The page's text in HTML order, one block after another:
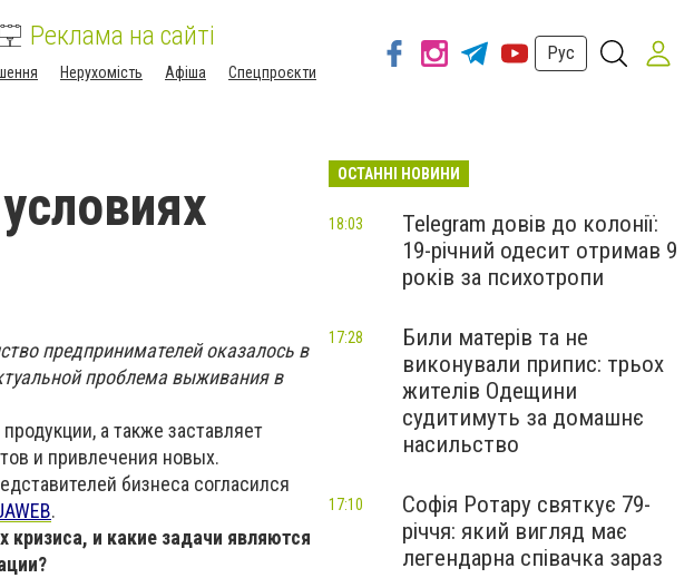
Реклама на сайті
Нерухомість Афіша Спецпроєкти
Рус
предпринимателей оказалось в
проблема выживания в
а также заставляет
и привлечения новых.
бизнеса согласился
.
и какие задачи являются
ОСТАННІ НОВИНИ
Telegram довів до колонії:
19-річний одесит отримав 9
років за психотропи
18:03
Били матерів та не
виконували припис: трьох
жителів Одещини
судитимуть за домашнє
насильство
17:28
Софія Ротару святкує 79-
річчя: який вигляд має
легендарна співачка зараз
17:10